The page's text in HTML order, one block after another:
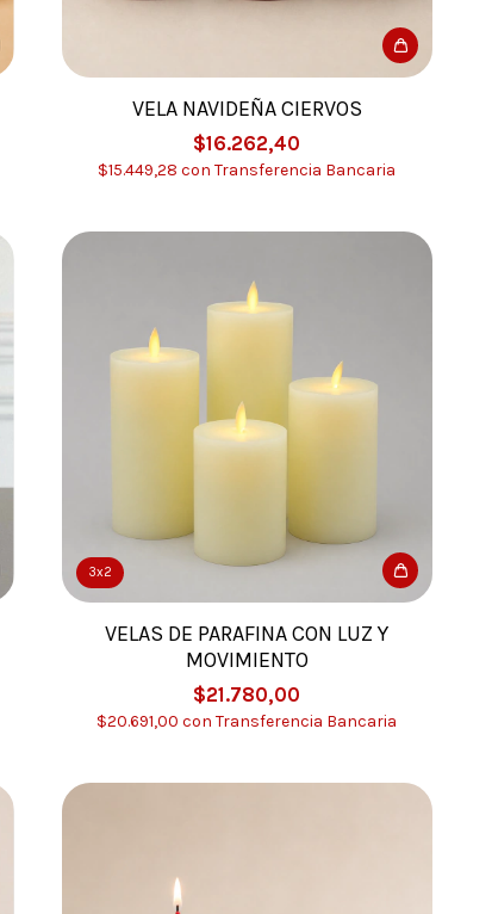
VELA NAVIDEÑA CIERVOS
$16.262,40
$15.449,28con Transferencia Bancaria
3x2
VELAS DE PARAFINA CON LUZ Y
MOVIMIENTO
$21.780,00
$20.691,00con Transferencia Bancaria